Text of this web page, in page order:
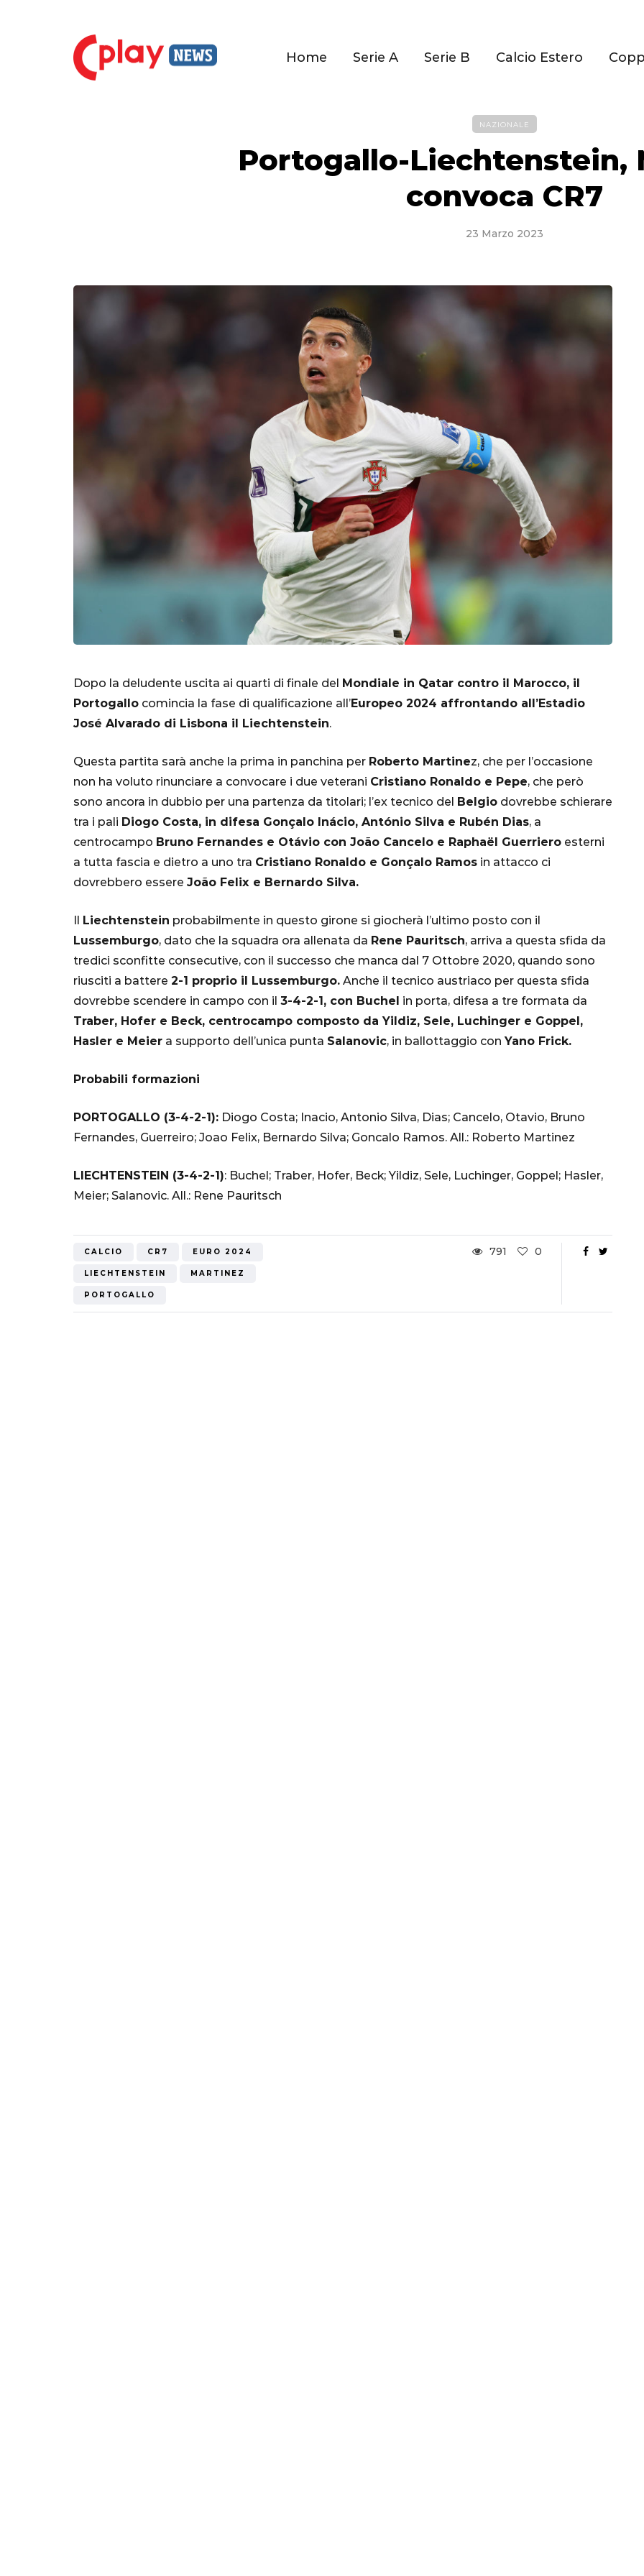
Home Serie A Serie B Calcio Estero
NAZIONALE
Portogallo-Liechtenstein,
convoca CR7
23 Marzo 2023
Dopo la deludente uscita ai quarti di finale del
Mondiale in Qatar contro il Marocco, il
Portogallo comincia la fase di qualificazione all’Europeo 2024 affrontando all’Estadio
José Alvarado di Lisbona il Liechtenstein.
Questa partita sarà anche la prima in panchina per Roberto Martinez, che per l’occasione
non ha voluto rinunciare a convocare i due veterani Cristiano Ronaldo e Pepe, che però
sono ancora in dubbio per una partenza da titolari; l’ex tecnico del
Belgio dovrebbe schierare
tra i pali Diogo Costa, in difesa Gonçalo Inácio, António Silva e Rubén Dias, a
centrocampo Bruno Fernandes e Otávio con João Cancelo e Raphaël Guerriero esterni
a tutta fascia e dietro a uno tra Cristiano Ronaldo e Gonçalo Ramos in attacco ci
dovrebbero essere João Felix e Bernardo Silva.
Liechtenstein probabilmente in questo girone si giocherà l’ultimo posto con il
Lussemburgo, dato che la squadra ora allenata da Rene Pauritsch, arriva a questa sfida da
tredici sconfitte consecutive, con il successo che manca dal 7 Ottobre 2020, quando sono
riusciti a battere 2-1 proprio il Lussemburgo. Anche il tecnico austriaco per questa sfida
dovrebbe scendere in campo con il 3-4-2-1, con Buchel in porta, difesa a tre formata da
Traber, Hofer e Beck, centrocampo composto da Yildiz, Sele, Luchinger e Goppel,
Hasler e Meier a supporto dell’unica punta Salanovic, in ballottaggio con Yano Frick.
Probabili formazioni
PORTOGALLO (3-4-2-1): Diogo Costa; Inacio, Antonio Silva, Dias; Cancelo, Otavio, Bruno
Fernandes, Guerreiro; Joao Felix, Bernardo Silva; Goncalo Ramos. All.: Roberto Martinez
LIECHTENSTEIN (3-4-2-1): Buchel; Traber, Hofer, Beck; Yildiz, Sele, Luchinger, Goppel; Hasler,
Meier; Salanovic. All.: Rene Pauritsch
CALCIO CR7 EURO 2024
LIECHTENSTEIN MARTINEZ
PORTOGALLO
791 0
SERIE A
parla l'agente:
"Bayern? Pensa
all'Inter e al
Mondiale"
5 Ottobre 2022
CALCIO MONDIALE QATAR
Qatar 2022, Brasile
già qualificato agli
Ottavi di Finale
1 Dicembre 2022